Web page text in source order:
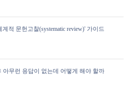
적 문헌고찰(systematic review)' 가이드
아무런 응답이 없는데 어떻게 해야 할까